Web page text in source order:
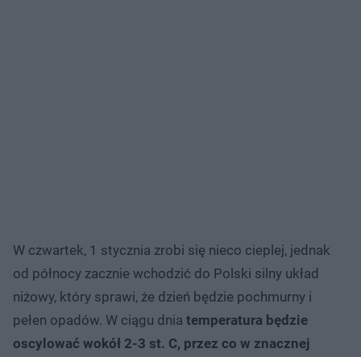
W czwartek, 1 stycznia zrobi się nieco cieplej, jednak
od północy zacznie wchodzić do Polski silny układ
niżowy, który sprawi, że dzień będzie pochmurny i
pełen opadów. W ciągu dnia temperatura będzie
oscylować wokół 2-3 st. C, przez co w znacznej